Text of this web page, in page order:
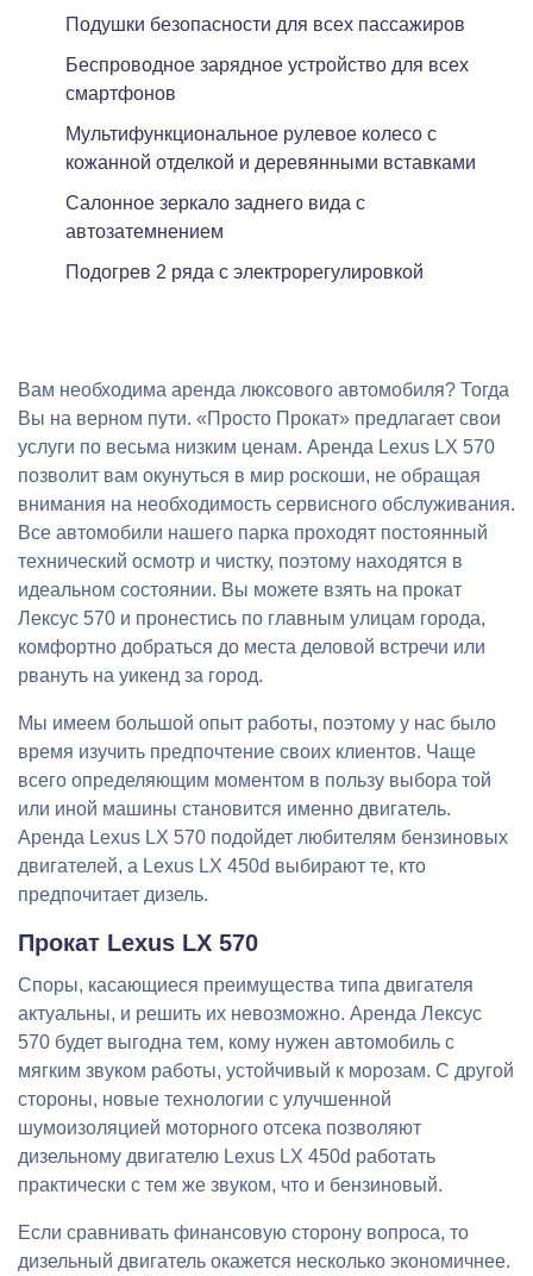
Подушки безопасности для всех пассажиров
Беспроводное зарядное устройство для всех
смартфонов
Мультифункциональное рулевое колесо с
кожанной отделкой и деревянными вставками
Салонное зеркало заднего вида с
автозатемнением
Подогрев 2 ряда с электрорегулировкой
Вам необходима аренда люксового автомобиля? Тогда
Вы на верном пути. «Просто Прокат» предлагает свои
услуги по весьма низким ценам. Аренда Lexus LX 570
позволит вам окунуться в мир роскоши, не обращая
внимания на необходимость сервисного обслуживания.
Все автомобили нашего парка проходят постоянный
технический осмотр и чистку, поэтому находятся в
идеальном состоянии. Вы можете взять на прокат
Лексус 570 и пронестись по главным улицам города,
комфортно добраться до места деловой встречи или
рвануть на уикенд за город.
Мы имеем большой опыт работы, поэтому у нас было
время изучить предпочтение своих клиентов. Чаще
всего определяющим моментом в пользу выбора той
или иной машины становится именно двигатель.
Аренда Lexus LX 570 подойдет любителям бензиновых
двигателей, а Lexus LX 450d выбирают те, кто
предпочитает дизель.
Прокат Lexus LX 570
Споры, касающиеся преимущества типа двигателя
актуальны, и решить их невозможно. Аренда Лексус
570 будет выгодна тем, кому нужен автомобиль с
мягким звуком работы, устойчивый к морозам. С другой
стороны, новые технологии с улучшенной
шумоизоляцией моторного отсека позволяют
дизельному двигателю Lexus LX 450d работать
практически с тем же звуком, что и бензиновый.
Если сравнивать финансовую сторону вопроса, то
дизельный двигатель окажется несколько экономичнее.